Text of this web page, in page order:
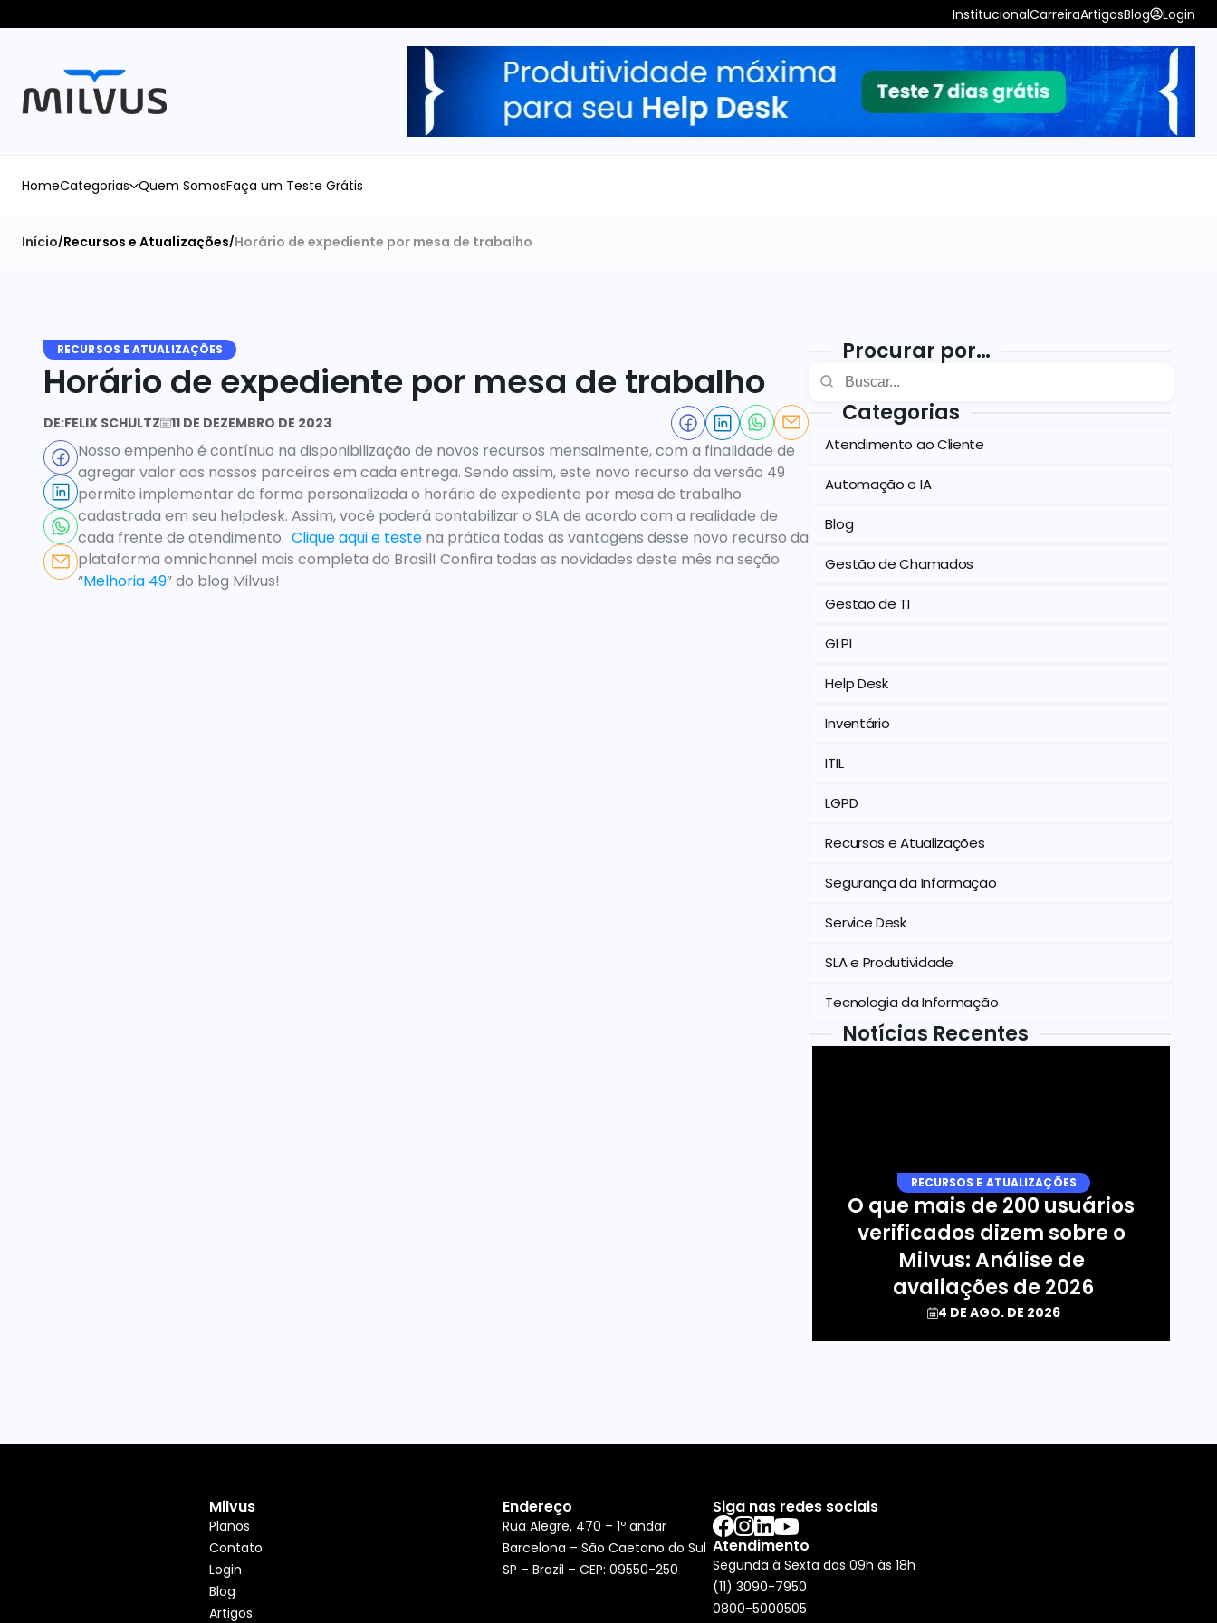
InstitucionalCarreiraArtigosBlog Login
HomeCategorias Quem SomosFaça um Teste Grátis
Início/Recursos e Atualizações/Horário de expediente por mesa de trabalho
RECURSOS E ATUALIZAÇÕES
Horário de expediente por mesa de trabalho
DE:FELIX SCHULTZ 11 DE DEZEMBRO DE 2023
Nosso empenho é contínuo na disponibilização de novos recursos mensalmente, com a finalidade de
agregar valor aos nossos parceiros em cada entrega. Sendo assim, este novo recurso da versão 49
permite implementar de forma personalizada o horário de expediente por mesa de trabalho
cadastrada em seu helpdesk. Assim, você poderá contabilizar o SLA de acordo com a realidade de
cada frente de atendimento. Clique aqui e teste na prática todas as vantagens desse novo recurso da
plataforma omnichannel mais completa do Brasil! Confira todas as novidades deste mês na seção
“Melhoria 49” do blog Milvus!
Procurar por…
Categorias
Atendimento ao Cliente
Automação e IA
Blog
Gestão de Chamados
Gestão de TI
GLPI
Help Desk
Inventário
ITIL
LGPD
Recursos e Atualizações
Segurança da Informação
Service Desk
SLA e Produtividade
Tecnologia da Informação
Notícias Recentes
RECURSOS E ATUALIZAÇÕES
O que mais de 200 usuários
verificados dizem sobre o
Milvus: Análise de
avaliações de 2026
4 DE AGO. DE 2026
Milvus
Planos
Contato
Login
Blog
Artigos
Endereço
Rua Alegre, 470 – 1º andar
Barcelona – São Caetano do Sul
SP – Brazil – CEP: 09550-250
Siga nas redes sociais
Atendimento
Segunda à Sexta das 09h às 18h
(11) 3090-7950
0800-5000505